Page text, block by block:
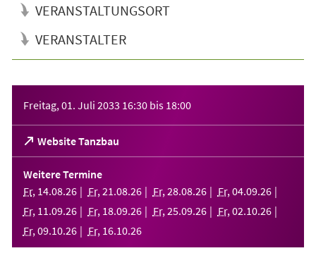
VERANSTALTUNGSORT
VERANSTALTER
Freitag, 01. Juli 2033 16:30 bis 18:00
Website Tanzbau
(Öffnet
in
einem
neuen
Tab)
Weitere Termine
Fr, 14.08.26 Fr, 21 .08.26 Fr, 28.08.26 Fr, 04.09.26
Fr, 11 .09.26 Fr, 18.09.26 Fr, 25.09.26 Fr, 02.10.26
Fr, 09.10.26 Fr, 16.10.26